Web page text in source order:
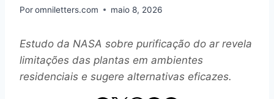
Poromniletters.com maio 8, 2026
Estudo da NASA sobre purificação do ar revela
limitações das plantas em ambientes
residenciais e sugere alternativas eficazes.